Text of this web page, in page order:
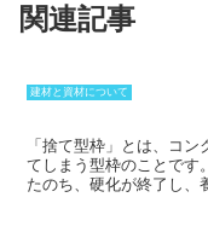
関連記事
建材と資材について
「捨て型枠」とは、コ
てしまう型枠のことです
たのち、硬化が終了し、